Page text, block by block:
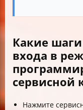
Какие
входа в
сервисной
Нажмите